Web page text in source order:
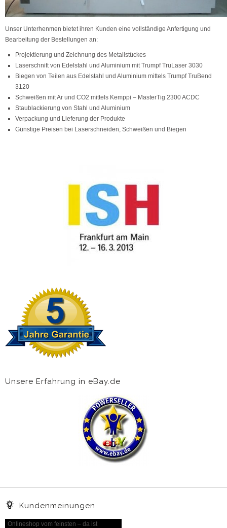
Unser Unterhenmen bietet ihren Kunden eine vollständige Anfertigung und
Bearbeitung der Bestellungen an:
Projektierung und Zeichnung des Metallstückes
Laserschnitt von Edelstahl und Aluminium mit Trumpf TruLaser 3030
Biegen von Teilen aus Edelstahl und Aluminium mittels Trumpf TruBend
3120
Schweißen mit Ar und CO2 mittels Kemppi – MasterTig 2300 ACDC
Staublackierung von Stahl und Aluminium
Verpackung und Lieferung der Produkte
Günstige Preisen bei Laserschneiden, Schweißen und Biegen
Unsere Erfahrung in eBay.de
Kundenmeinungen
Onlineshop vom feinsten – da ist